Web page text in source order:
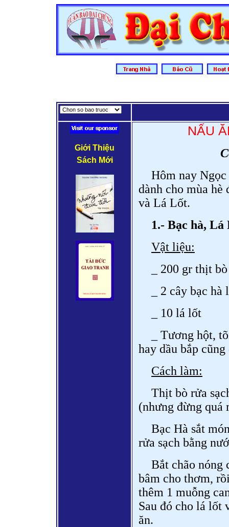
Giới Thiệu
Sách Mới
NẤU
Hôm nay
dành cho mùa
và Lá Lốt.
1.- Bạc hà,
Vật liệu:
_ 200 gr thịt bò
_ 2 cây bạc hà
_ 10 lá lốt
_ Tương hột,
hay dầu bắp
Cách làm:
Thịt bò rửa
(nhưng đừng quá
Bạc Hà sắt
rửa sạch bằng
Bắt chão nóng
bâm cho thơm,
thêm 1 muỗng
Sau đó cho lá lốt
ăn.